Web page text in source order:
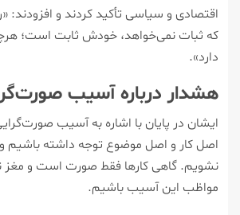
اقتصادی و سیاسی تأکید کردند و افزودند:
که ثبات نمی‌خواهد، خودش ثابت است؛
دارد».
هشدار درباره آسیب
ایشان در پایان با اشاره به آسیب
اصل کار و اصل موضوع توجه داشته باشیم و
نشویم. گاهی کارها فقط صورت است و مغز
مواظب این آسیب باشیم.